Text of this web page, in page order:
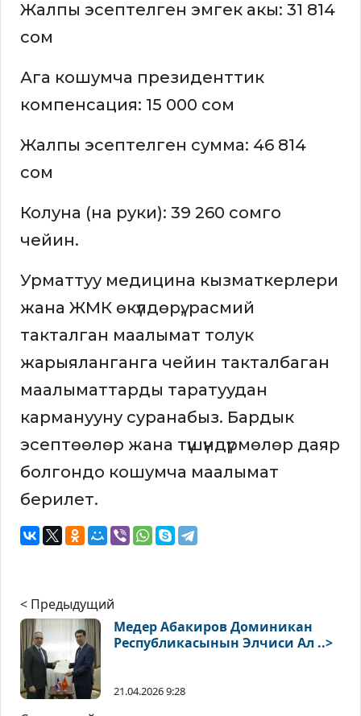
Жалпы эсептелген эмгек акы: 31 814
сом
Ага кошумча президенттик
компенсация: 15 000 сом
Жалпы эсептелген сумма: 46 814
сом
Колуна (на руки): 39 260 сомго
чейин.
Урматтуу медицина кызматкерлери
жана ЖМК өкүлдөрү, расмий
такталган маалымат толук
жарыяланганга чейин такталбаган
маалыматтарды таратуудан
карманууну суранабыз. Бардык
эсептөөлөр жана түшүндүрмөлөр даяр
болгондо кошумча маалымат
берилет.
< Предыдущий
Медер Абакиров Доминикан
Республикасынын Элчиси Ал ..>
21.04.2026 9:28